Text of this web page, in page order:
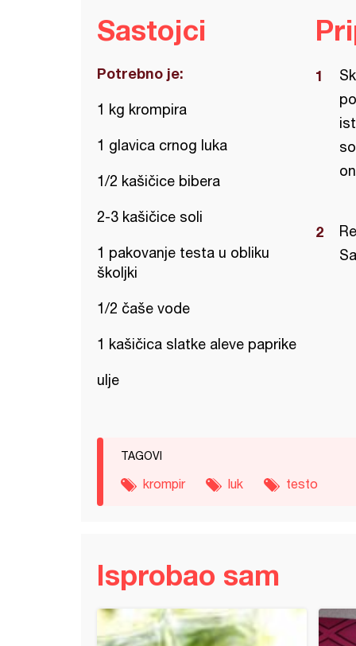
Sastojci
Potrebno je:
1 kg krompira
1 glavica crnog luka
1/2 kašičice bibera
2-3 kašičice soli
1 pakovanje testa u obliku
školjki
1/2 čaše vode
1 kašičica slatke aleve paprike
ulje
TAGOVI
krompir luk testo
Isprobao sam